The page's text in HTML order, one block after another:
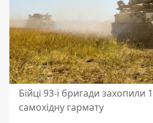
Бійці 93-ї бригади
самохідну гармату